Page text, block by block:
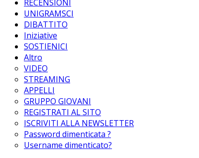
RECENSIONI
UNIGRAMSCI
DIBATTITO
Iniziative
SOSTIENICI
Altro
VIDEO
STREAMING
APPELLI
GRUPPO GIOVANI
REGISTRATI AL SITO
ISCRIVITI ALLA NEWSLETTER
Password dimenticata ?
Username dimenticato?